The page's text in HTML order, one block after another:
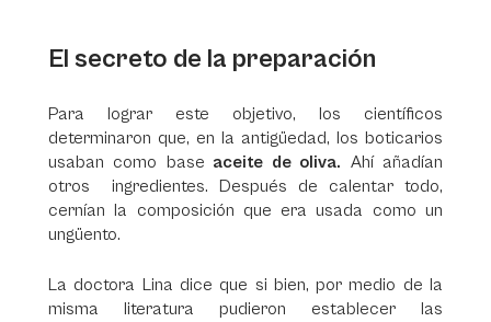
El secreto de la preparación
Para lograr este objetivo, los científicos
determinaron que, en la antigüedad, los boticarios
usaban como base aceite de oliva. Ahí añadían
otros ingredientes. Después de calentar todo,
cernían la composición que era usada como un
ungüento.
La doctora Lina dice que si bien, por medio de la
misma literatura pudieron establecer las